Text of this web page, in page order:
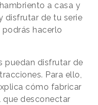
a casa y
disfrutar de tu serie
hacerlo
puedan disfrutar de
Para ello,
cómo fabricar
que desconectar